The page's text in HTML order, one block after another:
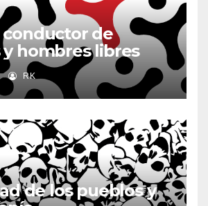
conductor de
hombres libres
RK
de los pueblos y